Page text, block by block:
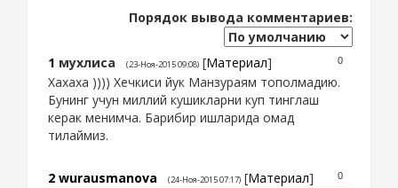
Порядок вывода комментариев:
0
1 мухлиса (23-Ноя-2015 09:08) [Материал]
Хахаха )))) Хечкиси йук Манзураям тополмадию.
Бунинг учун миллий кушикларни куп тинглаш
керак менимча. Барибир ишларида омад
тилаймиз.
0
2 wurausmanova (24-Ноя-2015 07:17) [Материал]